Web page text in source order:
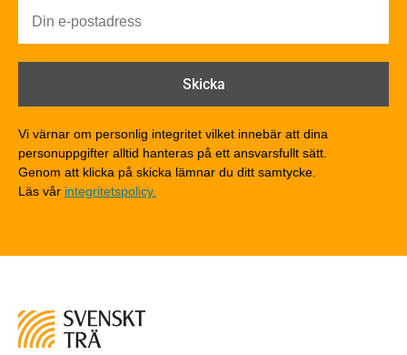
Brandförlopp i byggnader
Brandklasser för material och konstruktioner
Träkonstruktioners brandmotstånd
Detaljlösningar
Träytors brandegenskaper
Tekniska byten med sprinkler
Riskvärdering i flervåningsbostadshus
Miljöeffekter
LCA
Vi värnar om personlig integritet vilket innebär att dina
personuppgifter alltid hanteras på ett ansvarsfullt sätt.
Genom att klicka på skicka lämnar du ditt samtycke.
Läs vår integritetspolicy.